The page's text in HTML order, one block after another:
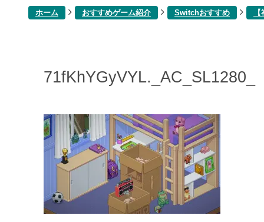
ホーム おすすめゲーム紹介 Switchおすすめ
71fKhYGyVYL._AC_SL1280_